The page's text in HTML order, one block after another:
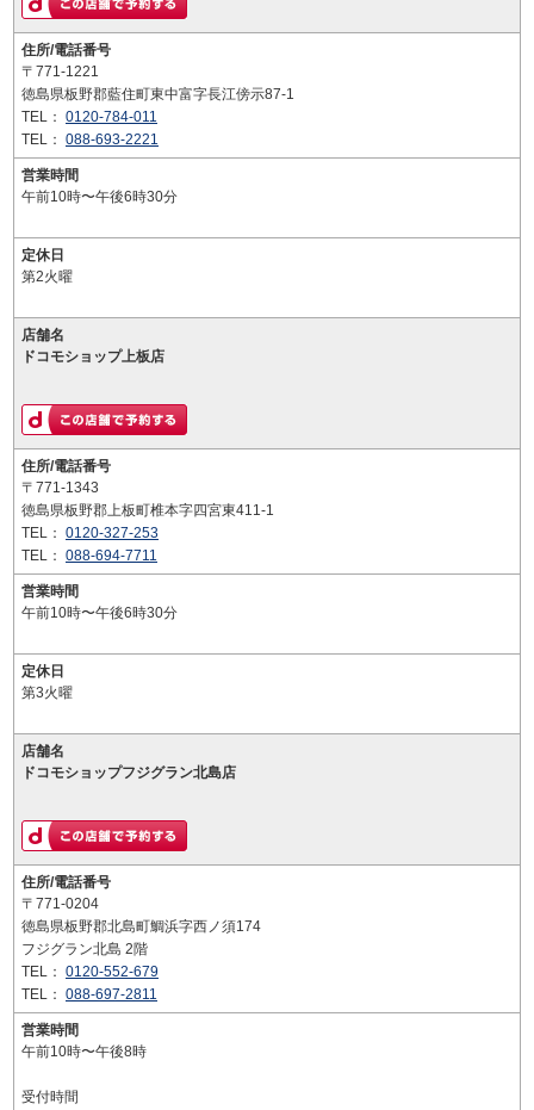
住所/電話番号
〒771-1221
徳島県板野郡藍住町東中富字長江傍示87-1
TEL： 0120-784-011
TEL： 088-693-2221
営業時間
午前10時〜午後6時30分
定休日
第2火曜
店舗名
ドコモショップ上板店
住所/電話番号
〒771-1343
徳島県板野郡上板町椎本字四宮東411-1
TEL： 0120-327-253
TEL： 088-694-7711
営業時間
午前10時〜午後6時30分
定休日
第3火曜
店舗名
ドコモショップフジグラン北島店
住所/電話番号
〒771-0204
徳島県板野郡北島町鯛浜字西ノ須174
フジグラン北島 2階
TEL： 0120-552-679
TEL： 088-697-2811
営業時間
午前10時〜午後8時
受付時間